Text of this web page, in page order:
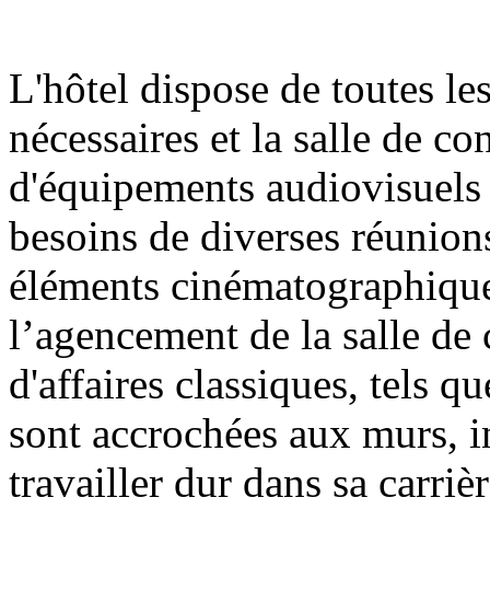
L'hôtel dispose de toutes
nécessaires et la salle de
d'équipements
besoins de diverses
éléments
l’agencement de la salle
d'affaires classiques, tels
sont accrochées aux murs,
travailler dur dans sa